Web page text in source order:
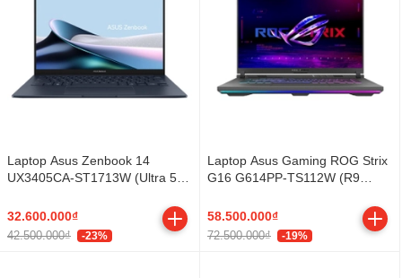
Laptop Asus Zenbook 14
UX3405CA-ST1713W (Ultra 5
inch 3K/ 120Hz/ Win11/ Blue/ Vỏ
nhôm/ Túi)
32.600.000₫
42.500.000₫ -23%
Laptop Asus Gaming ROG Strix
G16 G614PP-TS112W (R9
RTX 5070 8GB/ 16 inch 2.5K/
300Hz/ Win11/ Gray/ Vỏ nhôm)
58.500.000₫
72.500.000₫ -19%